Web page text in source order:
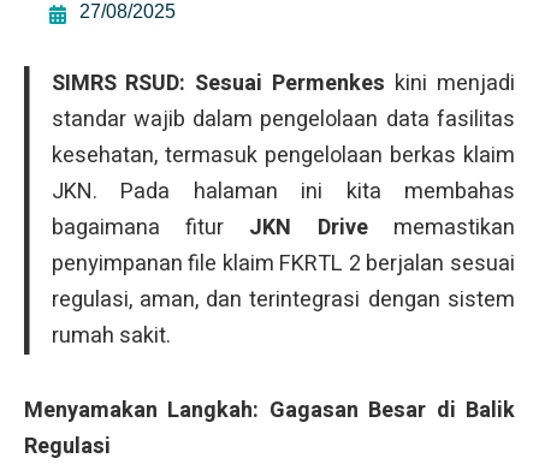
27/08/2025
SIMRS RSUD: Sesuai Permenkes kini menjadi
standar wajib dalam pengelolaan data fasilitas
kesehatan, termasuk pengelolaan berkas klaim
JKN. Pada halaman ini kita membahas
bagaimana fitur JKN Drivememastikan
penyimpanan file klaim FKRTL 2 berjalan sesuai
regulasi, aman, dan terintegrasi dengan sistem
rumah sakit.
Menyamakan Langkah: Gagasan Besar di Balik
Regulasi